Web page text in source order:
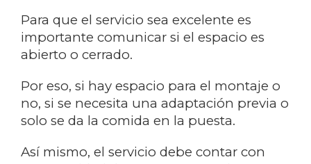
Para que el servicio sea excelente es
importante comunicar si el espacio es
abierto o cerrado.
Por eso, si hay espacio para el montaje o
no, si se necesita una adaptación previa o
solo se da la comida en la puesta.
Así mismo, el servicio debe contar con